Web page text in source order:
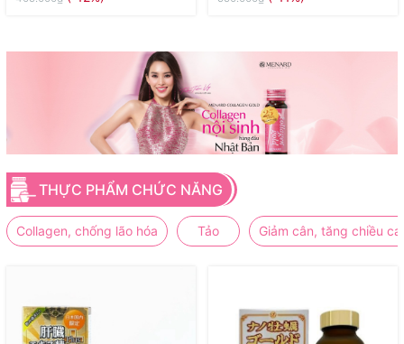
THỰC PHẨM CHỨC NĂNG
Collagen, chống lão hóa Tảo Giảm cân, tăng chiều